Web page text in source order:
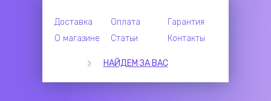
Доставка Оплата
Гарантия
О магазине
Статьи Контакты
НАЙДЕМ ЗА ВАС